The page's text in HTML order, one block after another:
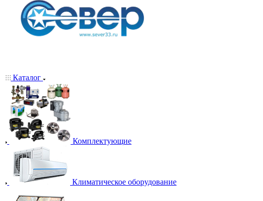
Каталог
Комплектующие
Климатическое оборудование